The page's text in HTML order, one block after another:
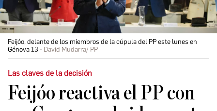
Feijóo, delante de los miembros de la cúpula del PP este lunes en
Génova 13
David Mudarra/ PP
Las claves de la decisión
Feijóo reactiva el PP con